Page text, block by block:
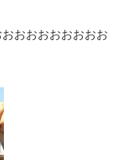
おおおおおおおお